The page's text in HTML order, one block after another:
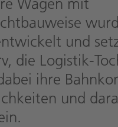
und
die Logistik-
ihre
und